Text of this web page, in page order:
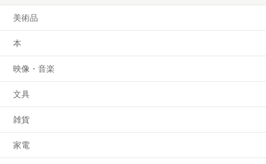
美術品
本
映像・音楽
文具
雑貨
家電